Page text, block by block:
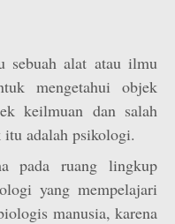
sebuah alat atau ilmu
mengetahui objek
keilmuan dan salah
adalah psikologi.
pada ruang lingkup
yang mempelajari
manusia, karena